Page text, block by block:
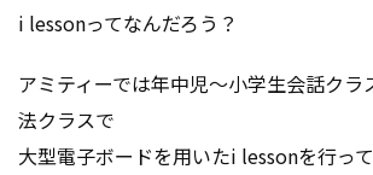
i lessonってなんだろう？
アミティーでは年中児～小学生会話クラ
法クラスで
大型電子ボードを用いたi lessonを行って